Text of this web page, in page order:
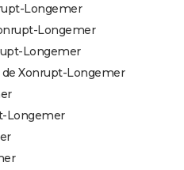
Longemer
Longemer
Longemer
Xonrupt-Longemer
Longemer